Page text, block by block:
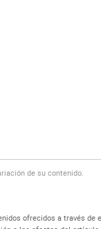
de su contenido.
ofrecidos a través de